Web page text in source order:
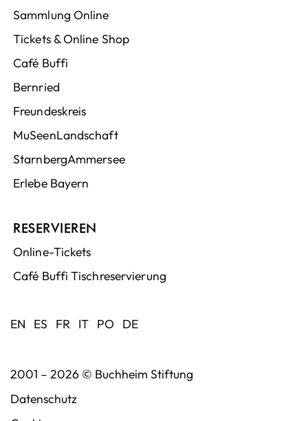
Sammlung Online
Tickets & Online Shop
Café Buffi
Bernried
Freundeskreis
MuSeenLandschaft
StarnbergAmmersee
Erlebe Bayern
RESERVIEREN
Online-Tickets
Café Buffi Tischreservierung
EN ES FR IT PO DE
2001 – 2026 © Buchheim Stiftung
Datenschutz